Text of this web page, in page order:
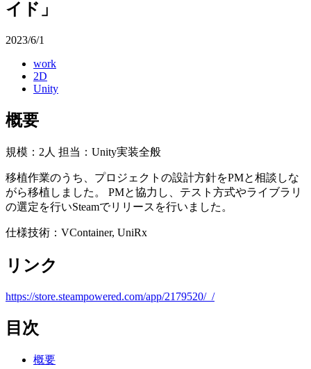
イド」
2023/6/1
work
2D
Unity
概要
規模：2人 担当：Unity実装全般
移植作業のうち、プロジェクトの設計方針をPMと相談しな
がら移植しました。 PMと協力し、テスト方式やライブラリ
の選定を行いSteamでリリースを行いました。
仕様技術：VContainer, UniRx
リンク
https://store.steampowered.com/app/2179520/_/
目次
概要